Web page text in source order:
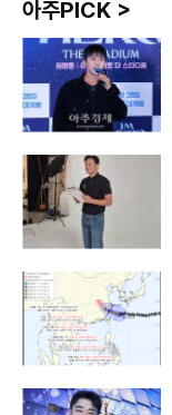
아주PICK >